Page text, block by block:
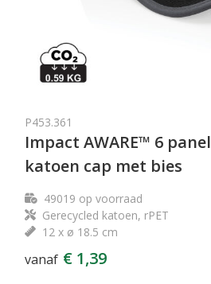
P453.361
Impact AWARE™ 6
katoen cap met bies
49019 op voorraad
Gerecycled katoen, rPET
12 x ø 18.5 cm
vanaf € 1,39